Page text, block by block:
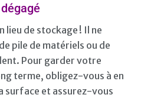
lieu de stockage ! Il ne
pile de matériels ou de
Pour garder votre
terme, obligez-vous à en
surface et assurez-vous